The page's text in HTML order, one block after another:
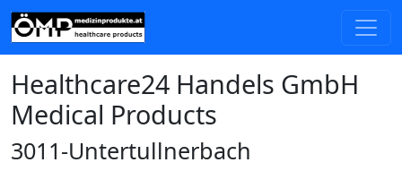
Healthcare24 Handels GmbH
Medical Products
3011-Untertullnerbach